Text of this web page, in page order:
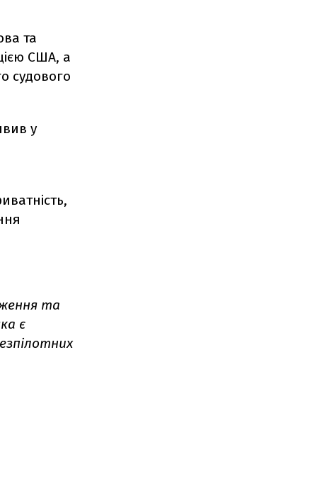
та
США, а
судового
у
та
є